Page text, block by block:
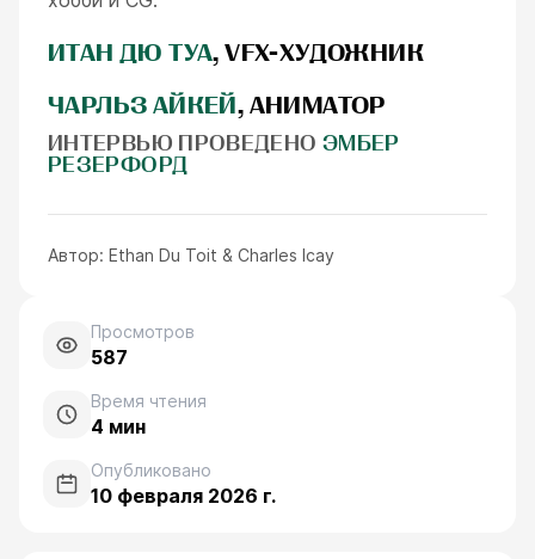
ИТАН ДЮ ТУА, VFX-ХУДОЖНИК
ЧАРЛЬЗ АЙКЕЙ, АНИМАТОР
ИНТЕРВЬЮ ПРОВЕДЕНО ЭМБЕР
РЕЗЕРФОРД
Автор: Ethan Du Toit & Charles Icay
Просмотров
587
Время чтения
4 мин
Опубликовано
10 февраля 2026 г.